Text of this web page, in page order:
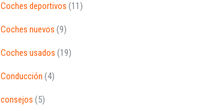
Coches deportivos (11)
Coches nuevos (9)
Coches usados (19)
Conducción (4)
consejos (5)